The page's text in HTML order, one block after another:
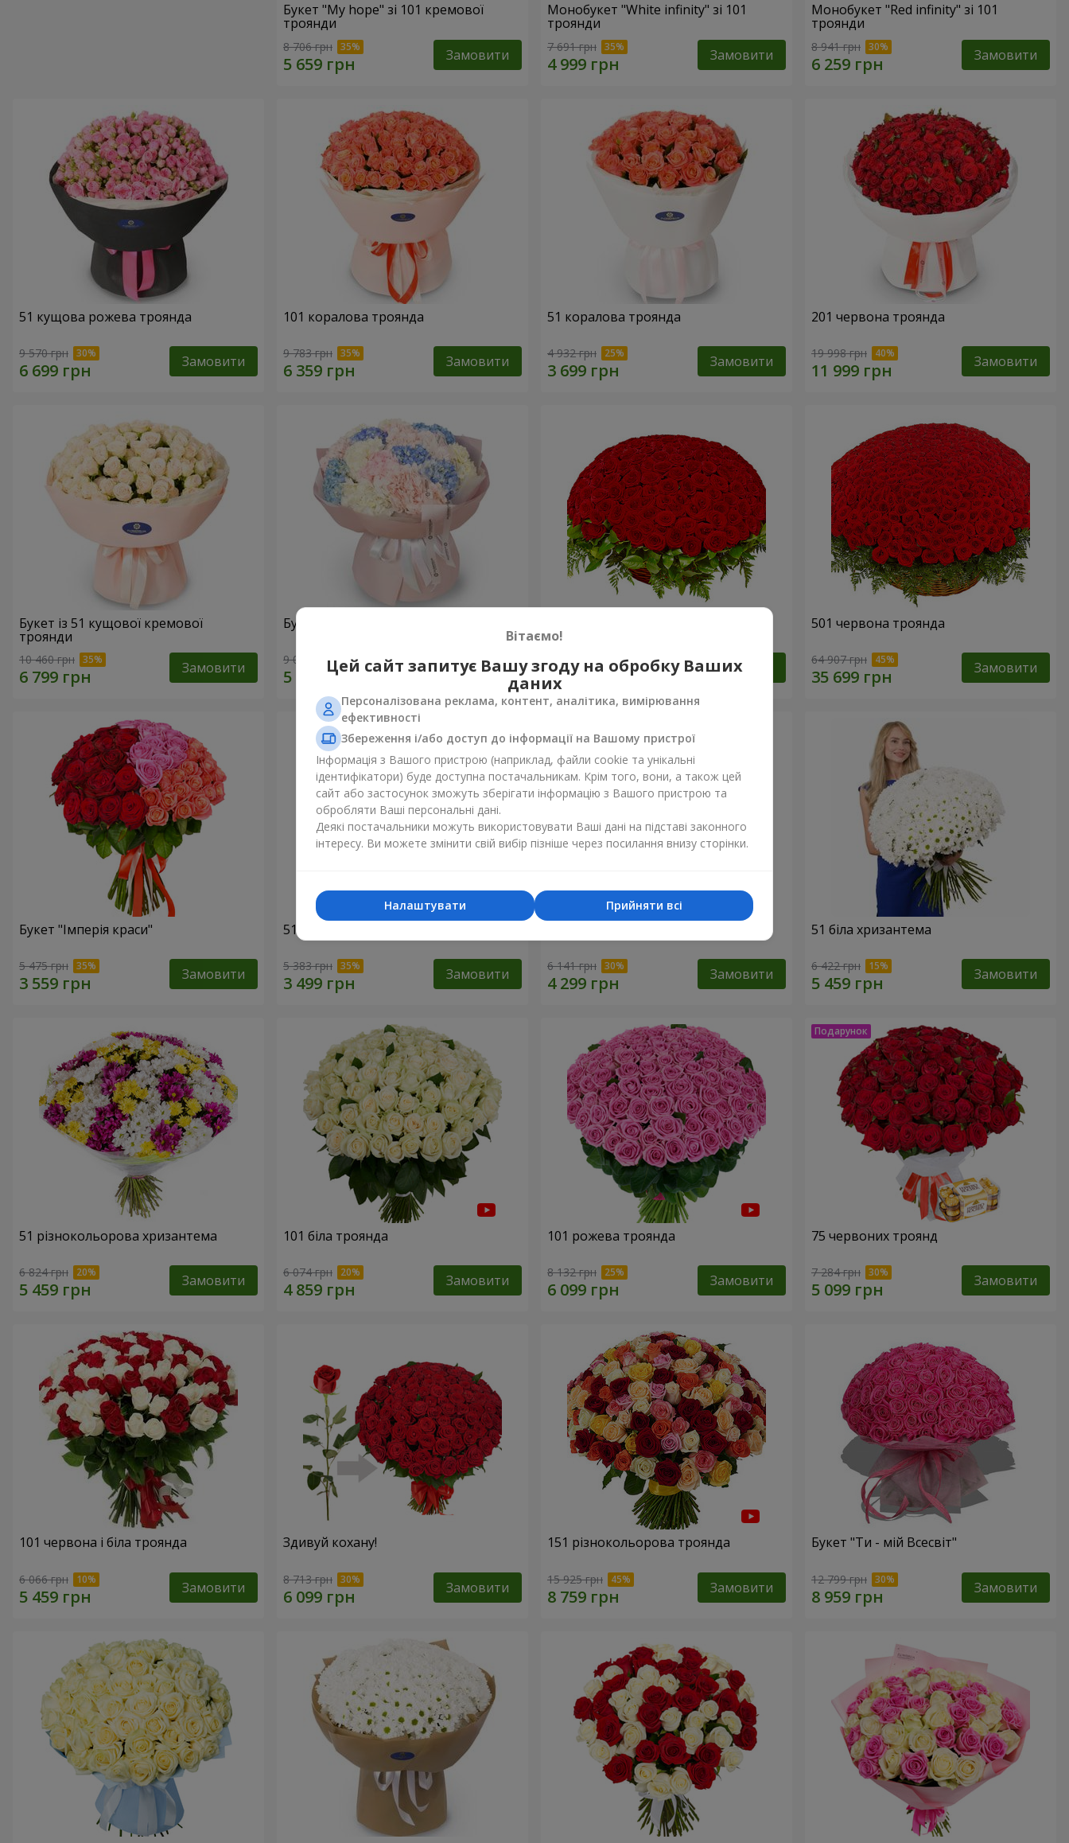
Букет "My hope" зі 101 кремової
троянди
8 706 грн Замовити
Монобукет "White infinity" зі 101
троянди
7 691 грн Замовити
Монобукет "Red infinity" зі 101
троянди
8 941 грн Замовити
51 кущова рожева троянда
9 570 грн Замовити
101 коралова троянда
9 783 грн Замовити
51 коралова троянда
4 932 грн Замовити
201 червона троянда
19 998 грн Замовити
Букет із 51 кущової кремової
троянди
10 460 грн Замовити
Букет "Ніжна хмаринка"
9 014 грн Замовити 27 427 грн Замовити
501 червона троянда
64 907 грн Замовити
Букет "Імперія краси"
5 475 грн Замовити
51 рожева троянда
5 383 грн Замовити 6 141 грн Замовити
51 біла хризантема
6 422 грн Замовити
51 різнокольорова хризантема
6 824 грн Замовити
101 біла троянда
6 074 грн Замовити
101 рожева троянда
8 132 грн Замовити
75 червоних троянд
7 284 грн Замовити
101 червона і біла троянда
6 066 грн Замовити
Здивуй кохану!
8 713 грн Замовити
151 різнокольорова троянда
15 925 грн Замовити
Букет "Ти - мій Всесвіт"
12 799 грн Замовити
Вітаємо!
Цей сайт запитує Вашу згоду на обробку Ваших
даних
Персоналізована реклама, контент, аналітика, вимірювання
ефективності
Збереження і/або доступ до інформації на Вашому пристрої
Інформація з Вашого пристрою (наприклад, файли cookie та унікальні
ідентифікатори) буде доступна постачальникам. Крім того, вони, а також цей
сайт або застосунок зможуть зберігати інформацію з Вашого пристрою та
обробляти Ваші персональні дані.
Деякі постачальники можуть використовувати Ваші дані на підставі законного
інтересу. Ви можете змінити свій вибір пізніше через посилання внизу сторінки.
Прийняти всі
Налаштувати